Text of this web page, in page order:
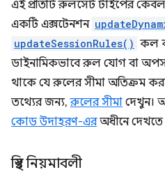
এই প্রতিটি রুলসেট টাইপের
একটি এক্সটেনশন
updateSessionRules() কল
ডাইনামিকভাবে রুল যোগ বা
থাকে যে রুলের সীমা অতিক্রম
তথ্যের জন্য,রুলের সীমা দেখুন।
কোড উদাহরণ-এরঅধীনে দেখতে
স্থির নিয়মাবলী